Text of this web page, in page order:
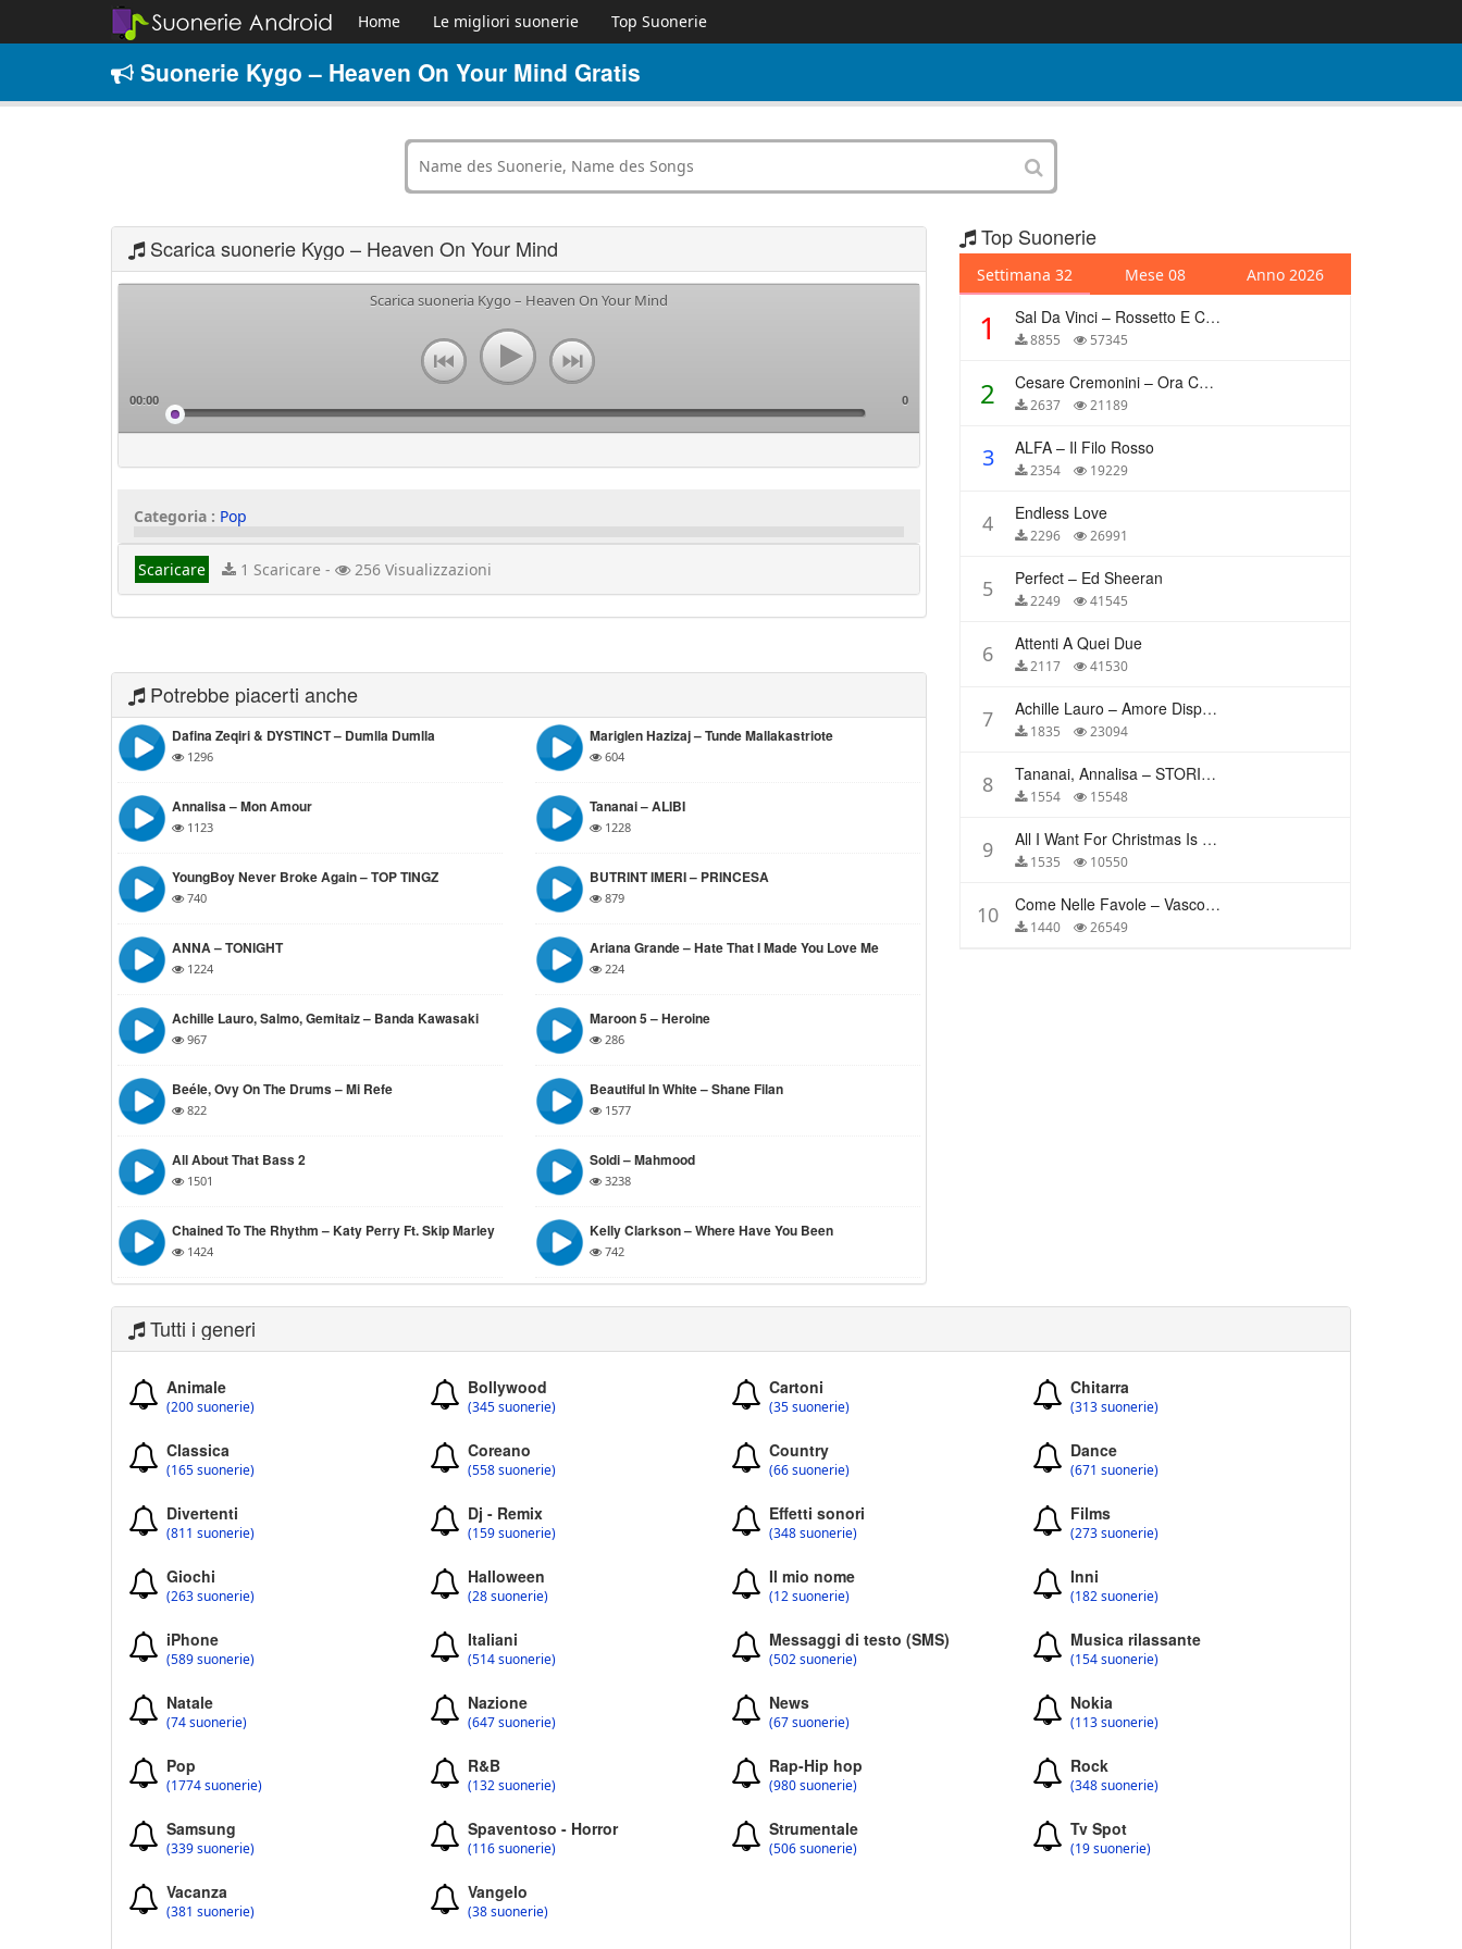
Home Le migliori suonerie Top Suonerie
Suonerie Kygo – Heaven On Your Mind Gratis
Scarica suonerie Kygo – Heaven On Your Mind
Scarica suoneria Kygo – Heaven On Your Mind
00:00 0
Categoria : Pop
Scaricare 1 Scaricare - 256 Visualizzazioni
Potrebbe piacerti anche
Dafina Zeqiri & DYSTINCT – Dumlla Dumlla
1296
Mariglen Hazizaj – Tunde Mallakastriote
604
Annalisa – Mon Amour
1123
Tananai – ALIBI
1228
YoungBoy Never Broke Again – TOP TINGZ
740
BUTRINT IMERI – PRINCESA
879
ANNA – TONIGHT
1224
Ariana Grande – Hate That I Made You Love Me
224
Achille Lauro, Salmo, Gemitaiz – Banda Kawasaki
967
Maroon 5 – Heroine
286
Beéle, Ovy On The Drums – Mi Refe
822
Beautiful In White – Shane Filan
1577
All About That Bass 2
1501
Soldi – Mahmood
3238
Chained To The Rhythm – Katy Perry Ft. Skip Marley
1424
Kelly Clarkson – Where Have You Been
742
Top Suonerie
Settimana 32 Mese 08 Anno 2026
1 Sal Da Vinci – Rossetto E Caffè
8855 57345
2 Cesare Cremonini – Ora Che Non Ho Più Te
2637 21189
3 ALFA – Il Filo Rosso
2354 19229
4 Endless Love
2296 26991
5 Perfect – Ed Sheeran
2249 41545
6 Attenti A Quei Due
2117 41530
7 Achille Lauro – Amore Disperato
1835 23094
8 Tananai, Annalisa – STORIE BREVI
1554 15548
9 All I Want For Christmas Is You – Mariah Carey
1535 10550
10 Come Nelle Favole – Vasco Rossi
1440 26549
Tutti i generi
Animale
(200 suonerie)
Bollywood
(345 suonerie)
Cartoni
(35 suonerie)
Chitarra
(313 suonerie)
Classica
(165 suonerie)
Coreano
(558 suonerie)
Country
(66 suonerie)
Dance
(671 suonerie)
Divertenti
(811 suonerie)
Dj - Remix
(159 suonerie)
Effetti sonori
(348 suonerie)
Films
(273 suonerie)
Giochi
(263 suonerie)
Halloween
(28 suonerie)
Il mio nome
(12 suonerie)
Inni
(182 suonerie)
iPhone
(589 suonerie)
Italiani
(514 suonerie)
Messaggi di testo (SMS)
(502 suonerie)
Musica rilassante
(154 suonerie)
Natale
(74 suonerie)
Nazione
(647 suonerie)
News
(67 suonerie)
Nokia
(113 suonerie)
Pop
(1774 suonerie)
R&B
(132 suonerie)
Rap-Hip hop
(980 suonerie)
Rock
(348 suonerie)
Samsung
(339 suonerie)
Spaventoso - Horror
(116 suonerie)
Strumentale
(506 suonerie)
Tv Spot
(19 suonerie)
Vacanza
(381 suonerie)
Vangelo
(38 suonerie)